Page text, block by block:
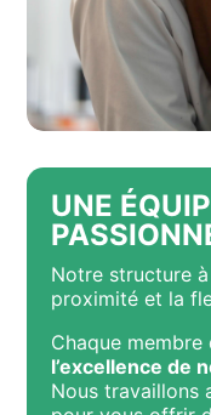
UNE
Notre structure
proximité et la
Chaque membre
l’excellence de
Nous travaillons